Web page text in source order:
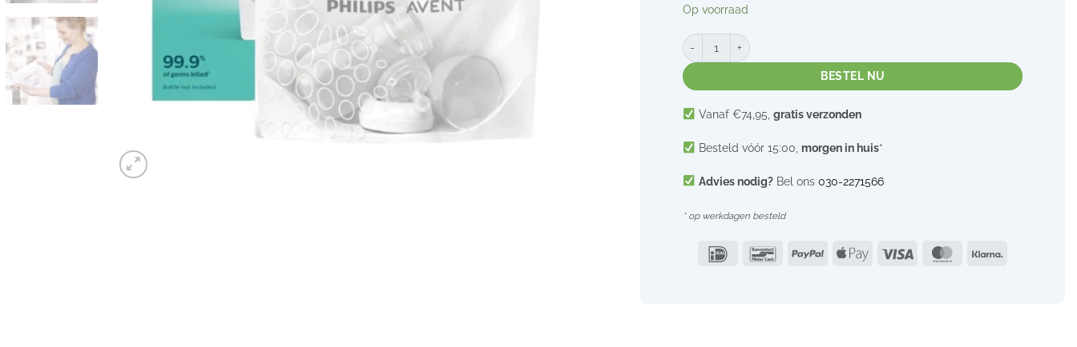
Op voorraad
Sterilisatiezakjes magnetron | 20x herbruikbaar | Philips Avent aantal
BESTEL NU
Vanaf €74,95,gratis verzonden
Besteld vóór 15:00,morgen in huis*
Advies nodig? Bel ons030-2271566
* op werkdagen besteld
IDeal BancontactPayPal Apple
Visa MasterCard